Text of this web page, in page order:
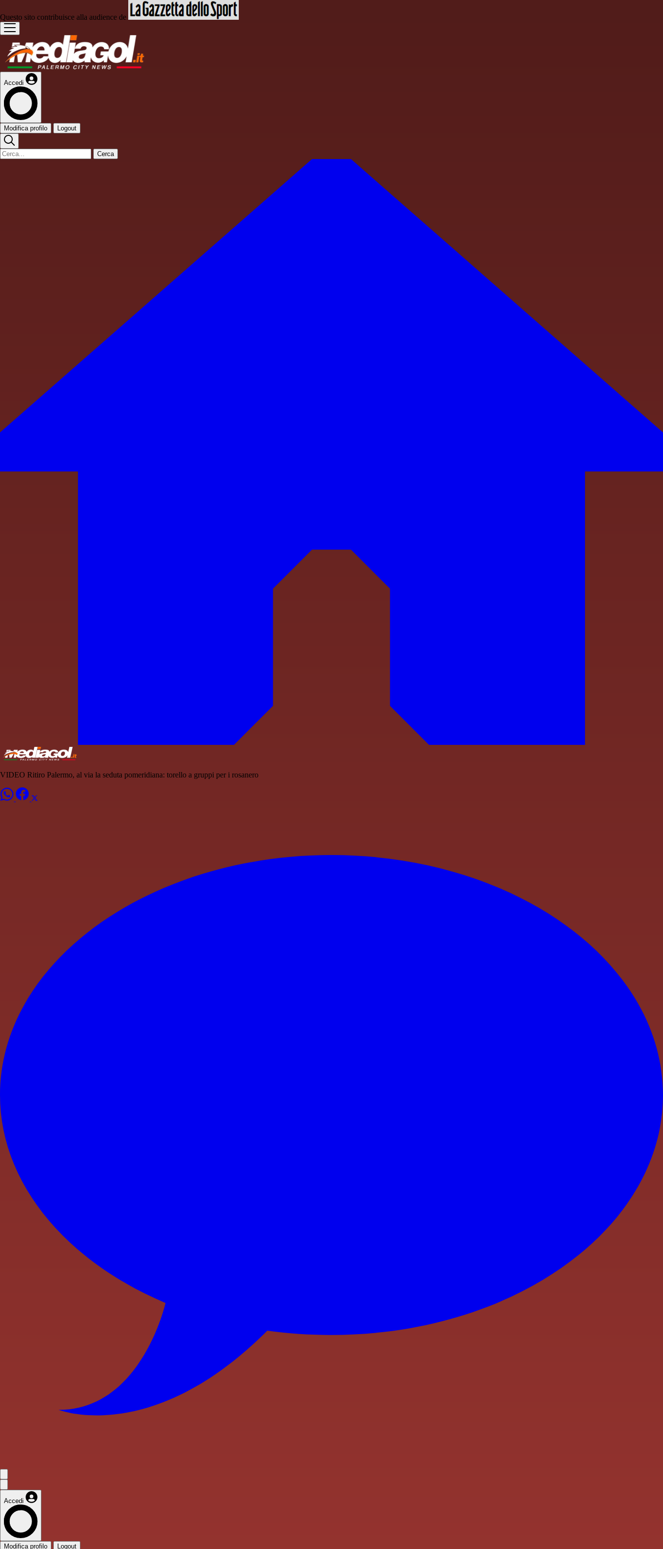
Questo sito contribuisce alla audience de
Accedi
Modifica profilo Logout
Cerca
VIDEO Ritiro Palermo, al via la seduta pomeridiana: torello a gruppi per i rosanero
Accedi
Modifica profilo Logout